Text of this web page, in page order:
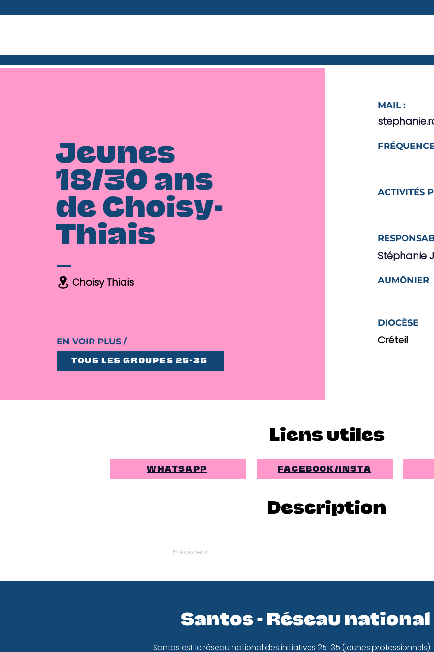
Jeunes
18/30 ans
de Choisy-
Thiais
Choisy Thiais
EN VOIR PLUS /
TOUS LES GROUPES 25-35
MAIL :
ACTIVITÉS
Stéphanie
AUMÔNIER
DIOCÈSE
Créteil
Liens utiles
WHATSAPP FACEBOOK/INSTA
Description
Précédent
Santos - Réseau
Santos est le réseau national des initiatives 25-35 (jeunes